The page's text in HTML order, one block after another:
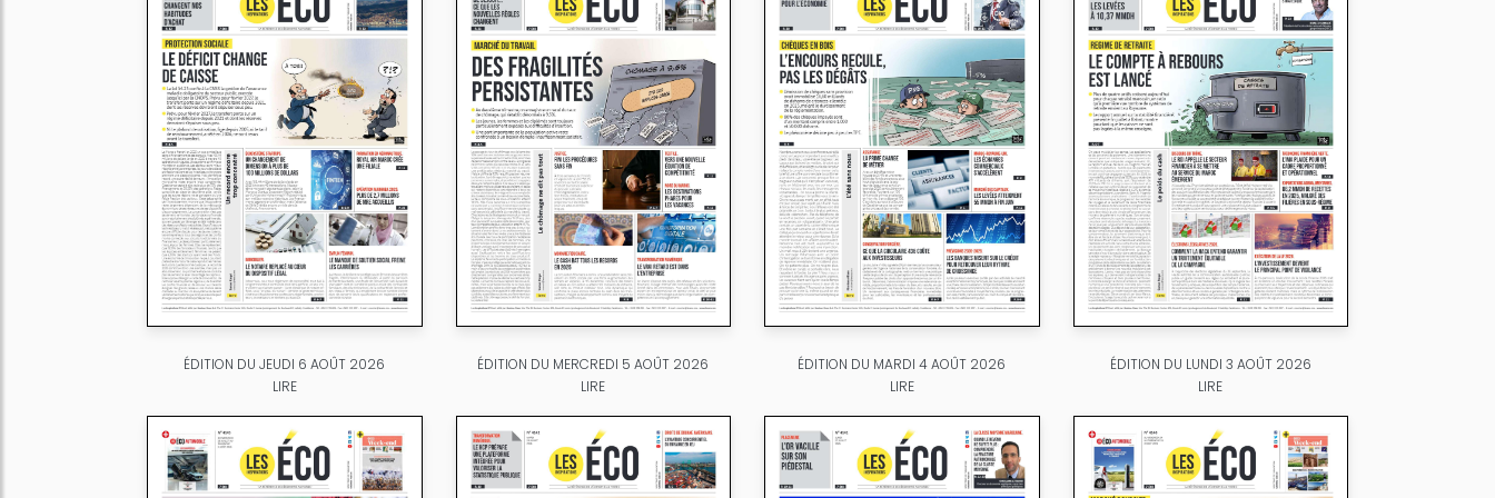
ÉDITION DU JEUDI 6 AOÛT 2026
LIRE
ÉDITION DU MERCREDI 5 AOÛT 2026
LIRE
ÉDITION DU MARDI 4 AOÛT 2026
LIRE
ÉDITION DU LUNDI 3 AOÛT 2026
LIRE